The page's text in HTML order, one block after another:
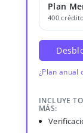
Plan
400
¿Plan anual
INCLUYE
MÁS: